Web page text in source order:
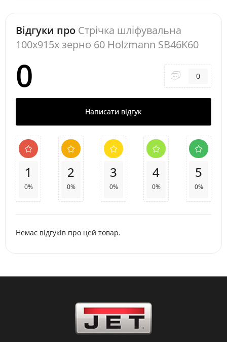
Відгуки про Стрічка шліфувальна
100x915x зерно 60 Holzmann SB46K60
0 0
Написати відгук
1
0%
2
0%
3
0%
4
0%
5
0%
Немає відгуків про цей товар.